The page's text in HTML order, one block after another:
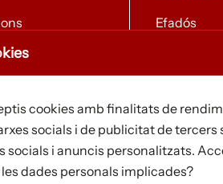
catàleg general
Efadós
Notícies
cookies amb finalitats de
socials i de publicitat de tercers
i anuncis personalitzats.
dades personals implicades?